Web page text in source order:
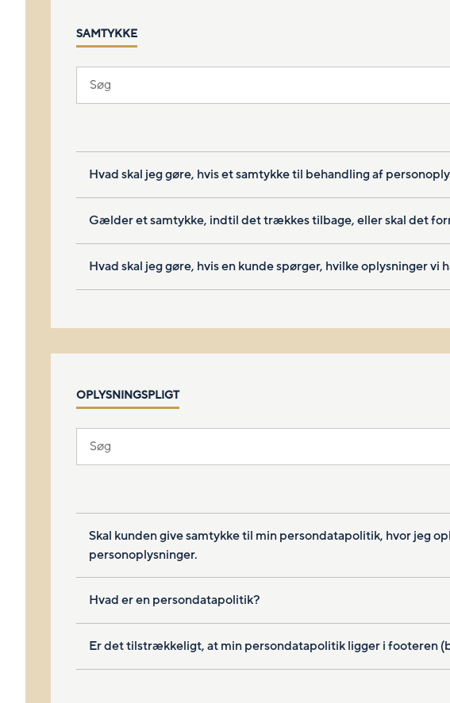
SAMTYKKE
Hvad skal jeg gøre, hvis et samtykke til behandling af
Gælder et samtykke, indtil det trækkes tilbage, eller skal det
Hvad skal jeg gøre, hvis en kunde spørger, hvilke oplysninger
OPLYSNINGSPLIGT
Skal kunden give samtykke til min persondatapolitik, hvor jeg
personoplysninger.
Hvad er en persondatapolitik?
Er det tilstrækkeligt, at min persondatapolitik ligger i footeren